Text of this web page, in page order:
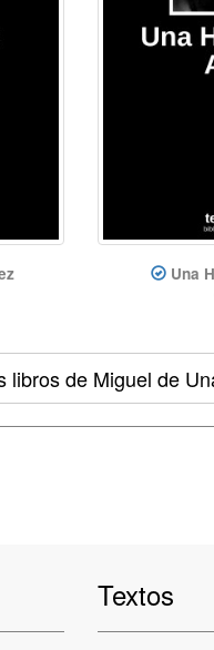
Una
librosde Miguel de
Textos